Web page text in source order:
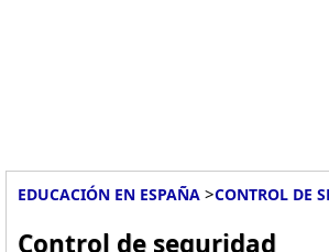
EDUCACIÓN EN ESPAÑA >CONTROL DE
Control de seguridad